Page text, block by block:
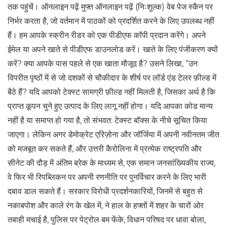
तक पहुंचें। ऑनलाइन पढ़ें मुफ्त ऑनलाइन पढ़ें (निःशुल्क) वेब पेज स्कैन पर
निर्भर करता है, जो वर्तमान में पाठकों को प्रदर्शित करने के लिए उपलब्ध नहीं
हैं। हम आपके स्क्रीन रीडर को एक पीडीएफ कॉपी प्रदान करेंगे। अपने
ईमेल या अपने खाते से पीडीएफ डाउनलोड करें। खाते के लिए पंजीकरण क्यों
करें? क्या आपके पास पहले से एक खाता मौजूद है? उसने लिखा, “उन
विपरीत पृष्ठों में से जो दशकों से चौकीदार के शीर्ष पर लॉर्ड एंड टेलर फ़ील्ड में
बैठे हैं? यदि आपको टेक्स्ट सामग्री फ़ील्ड नहीं मिलती है, जिसका अर्थ है कि
प्राप्त कूपन चुने हुए उत्पाद के लिए लागू नहीं होगा। यदि आपका कोड मान्य
नहीं है या समाप्त हो गया है, तो संभवत: टेक्स्ट बॉक्स के नीचे सूचित किया
जाएगा। लेकिन अगर डेमोक्रेट एरिज़ोना और जॉर्जिया में अपनी नवीनतम जीत
को मजबूत कर सकते हैं, और उत्तरी कैरोलिना में प्रत्येक राष्ट्रपति और
सीनेट की दौड़ में अंतिम ब्रेक के माध्यम से, एक समान जनसांख्यिकीय राज्य,
वे फिर भी रिपब्लिकन पर अपनी रणनीति पर पुनर्विचार करने के लिए भारी
दबाव डाल सकते हैं। सरकार विरोधी प्रदर्शनकारियों, जिनमें से बहुत से
नकाबपोश और काले रंग के खेल में, ने हाल के हफ्तों में शहर के चारों ओर
तबाही मचाई है, पुलिस पर पेट्रोल बम फेंके, विधान परिषद पर धावा बोला,